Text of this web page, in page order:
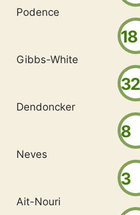
Podence
18
Gibbs-White
32
Dendoncker
8
Neves
3
Ait-Nouri